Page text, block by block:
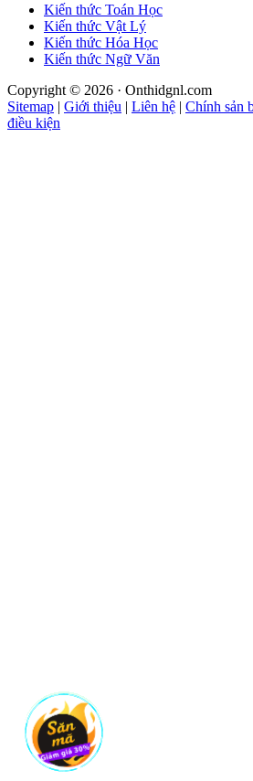
Kiến thức Toán Học
Kiến thức Vật Lý
Kiến thức Hóa Học
Kiến thức Ngữ Văn
Copyright © 2026 · Onthidgnl.com
Sitemap | Giới thiệu | Liên hệ | Chính sản
điều kiện